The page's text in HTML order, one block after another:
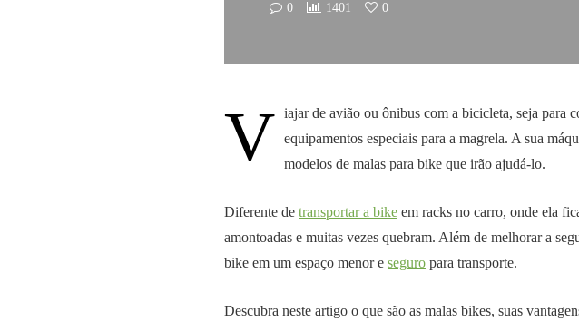
0 1401 0
V iajar de avião ou ônibus com a bicicleta, seja para
equipamentos especiais para a magrela. A sua
modelos de malas para bike que irão ajudá-lo.
Diferente de transportar a bike em racks no carro, onde ela
amontoadas e muitas vezes quebram. Além de melhorar a
bike em um espaço menor e seguro para transporte.
Descubra neste artigo o que são as malas bikes, suas